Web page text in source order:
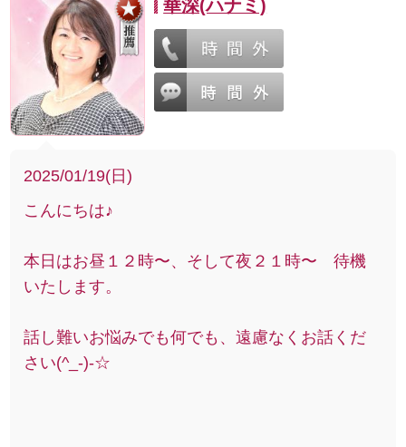
華深(ハナミ)
2025/01/19(日)
こんにちは♪
本日はお昼１２時〜、そして夜２１時〜 待機
いたします。
話し難いお悩みでも何でも、遠慮なくお話くだ
さい(^_-)-☆